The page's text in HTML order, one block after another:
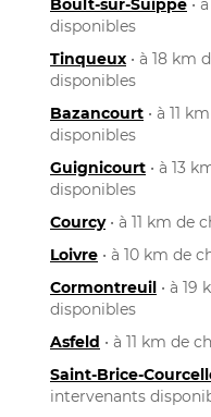
Boult-sur-Suippe •
disponibles
Tinqueux • à 18 km
disponibles
Bazancourt • à 11
disponibles
Guignicourt • à 13
disponibles
Courcy• à 11 km de
Loivre • à 10 km de
Cormontreuil • à 19
disponibles
Asfeld • à 11 km de
Saint-Brice-
intervenants